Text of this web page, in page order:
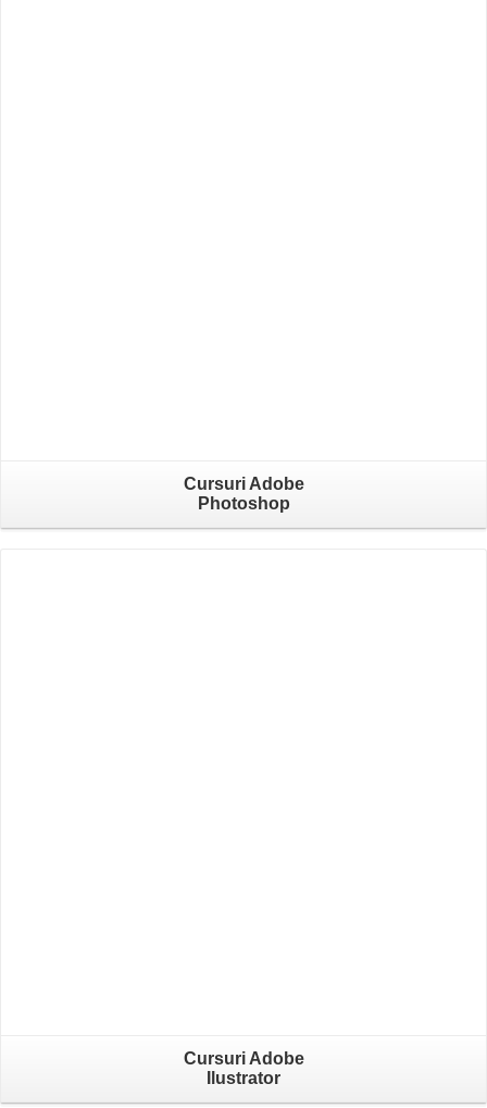
Cursuri Adobe
Photoshop
Cursuri Adobe
Ilustrator